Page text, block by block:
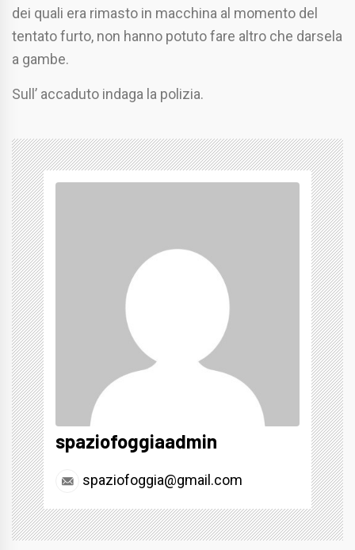
dei quali era rimasto in macchina al momento del
tentato furto, non hanno potuto fare altro che darsela
a gambe.
Sull’ accaduto indaga la polizia.
spaziofoggiaadmin
spaziofoggia@gmail.com